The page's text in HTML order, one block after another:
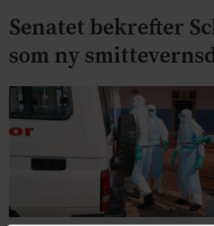
Senatet bekrefter
som ny